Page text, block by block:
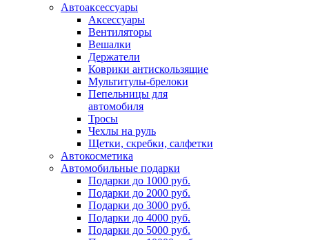
Автоаксессуары
Аксессуары
Вентиляторы
Вешалки
Держатели
Коврики антискользящие
Мультитулы-брелоки
Пепельницы для
автомобиля
Тросы
Чехлы на руль
Щетки, скребки, салфетки
Автокосметика
Автомобильные подарки
Подарки до 1000 руб.
Подарки до 2000 руб.
Подарки до 3000 руб.
Подарки до 4000 руб.
Подарки до 5000 руб.